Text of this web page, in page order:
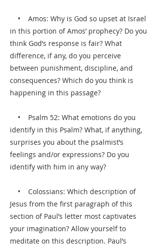
• Amos: Why is God so upset at Israel
in this portion of Amos’ prophecy? Do you
think God’s response is fair? What
difference, if any, do you perceive
between punishment, discipline, and
consequences? Which do you think is
happening in this passage?
• Psalm 52: What emotions do you
identify in this Psalm? What, if anything,
surprises you about the psalmist’s
feelings and/or expressions? Do you
identify with him in any way?
• Colossians: Which description of
Jesus from the first paragraph of this
section of Paul’s letter most captivates
your imagination? Allow yourself to
meditate on this description. Paul’s